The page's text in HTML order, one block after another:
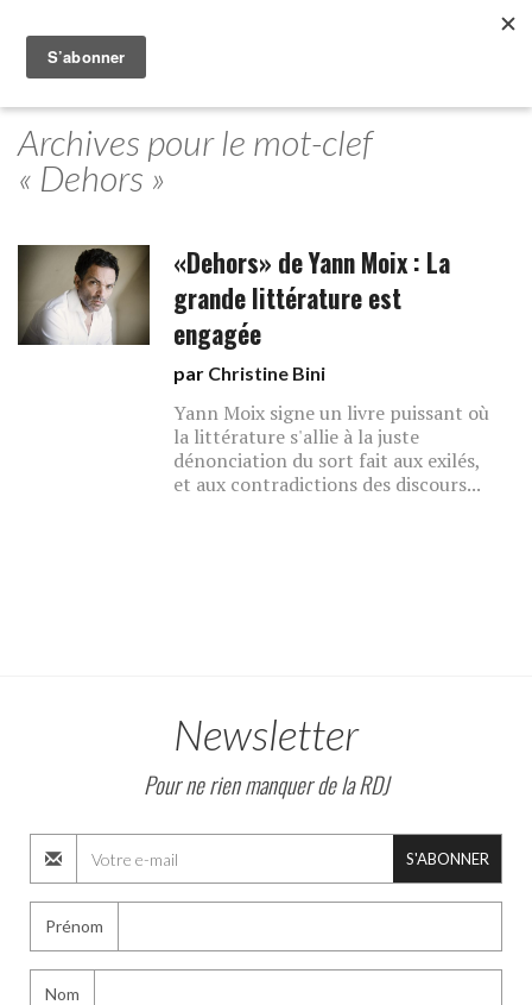
Archives pour le mot-clef
« Dehors »
«Dehors» de Yann Moix : La
grande littérature est
engagée
par Christine Bini
Yann Moix signe un livre puissant où
la littérature s'allie à la juste
dénonciation du sort fait aux exilés,
et aux contradictions des discours...
Newsletter
Pour ne rien manquer de la RDJ
S'ABONNER
Prénom
Nom